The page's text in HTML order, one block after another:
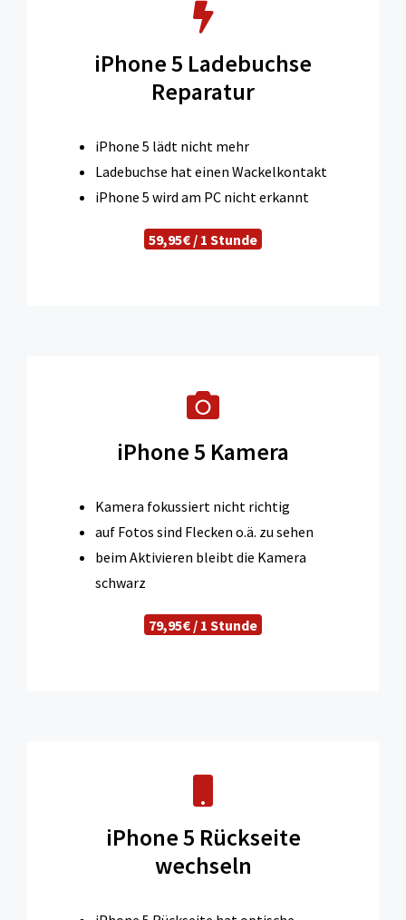
iPhone 5 Ladebuchse
Reparatur
iPhone 5 lädt nicht mehr
Ladebuchse hat einen Wackelkontakt
iPhone 5 wird am PC nicht erkannt
59,95€ / 1 Stunde
iPhone 5 Kamera
Kamera fokussiert nicht richtig
auf Fotos sind Flecken o.ä. zu sehen
beim Aktivieren bleibt die Kamera
schwarz
79,95€ / 1 Stunde
iPhone 5 Rückseite
wechseln